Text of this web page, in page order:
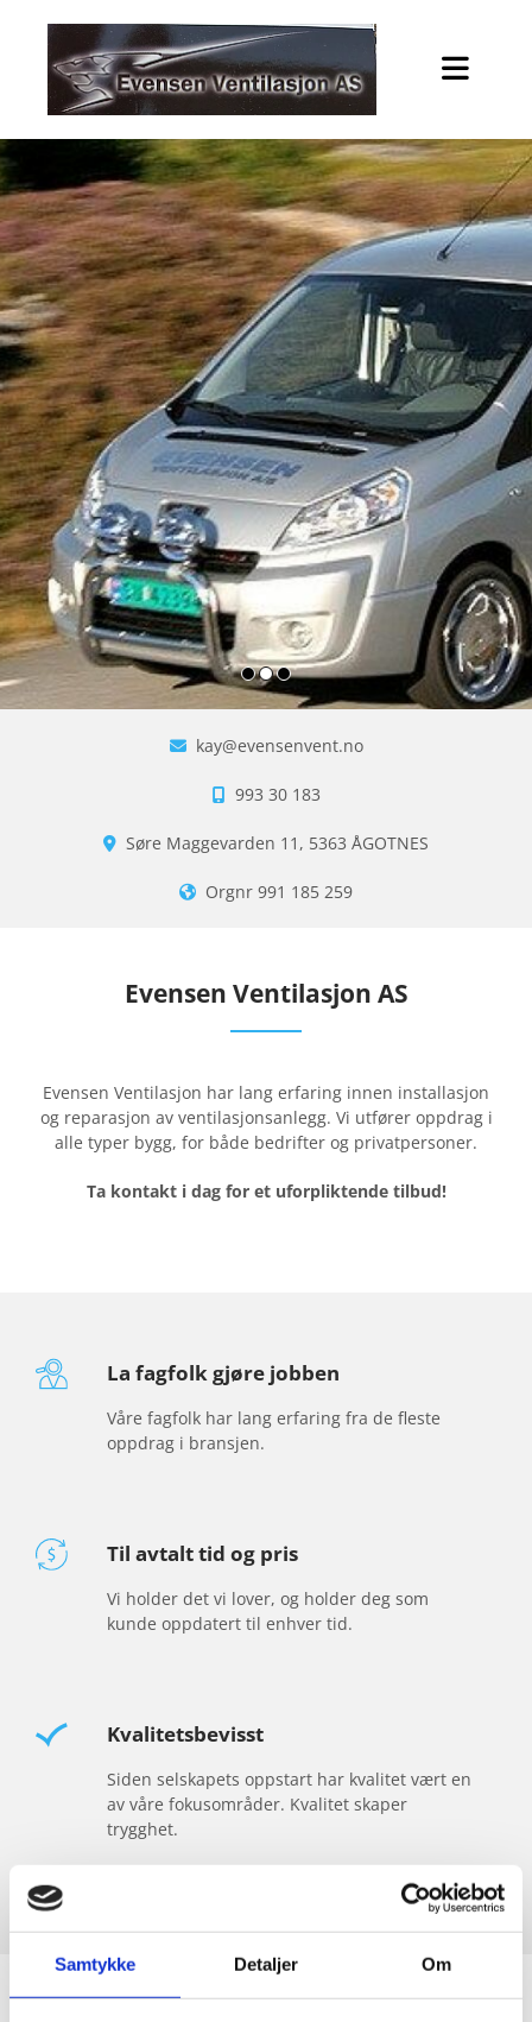
Samtykke Detaljer Om
O
N
A
R
O
N
E
N
A
S
 kay@evensenvent.no
 993 30 183
 Søre Maggevarden 11, 5363 ÅGOTNES
 Orgnr 991 185 259
Evensen Ventilasjon AS
Evensen Ventilasjon har lang erfaring innen installasjon
og reparasjon av ventilasjonsanlegg. Vi utfører oppdrag i
alle typer bygg, for både bedrifter og privatpersoner.
Ta kontakt i dag for et uforpliktende tilbud!
La fagfolk gjøre jobben
Våre fagfolk har lang erfaring fra de fleste
oppdrag i bransjen.
Til avtalt tid og pris
Vi holder det vi lover, og holder deg som
kunde oppdatert til enhver tid.
Kvalitetsbevisst
Siden selskapets oppstart har kvalitet vært en
av våre fokusområder. Kvalitet skaper
trygghet.